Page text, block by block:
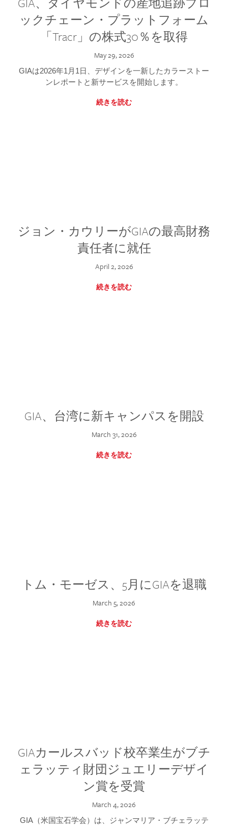
ックチェーン・プラットフォーム
「Tracr」の株式30％を取得
May 29, 2026
GIAは2026年1月1日、デザインを一新したカラーストー
ンレポートと新サービスを開始します。
続きを読む
ジョン・カウリーがGIAの最高財務
責任者に就任
April 2, 2026
続きを読む
GIA、台湾に新キャンパスを開設
March 31, 2026
続きを読む
トム・モーゼス、5月にGIAを退職
March 5, 2026
続きを読む
GIAカールスバッド校卒業生がブチ
ェラッティ財団ジュエリーデザイ
ン賞を受賞
March 4, 2026
GIA（米国宝石学会）は、ジャンマリア・ブチェラッテ